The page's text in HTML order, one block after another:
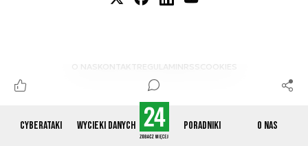
Cyberataki Wycieki danych Poradniki O nas
O NAS KONTAKTREGULAMINRSS COOKIES
© 2012-2026 CYBERDEFENCE24